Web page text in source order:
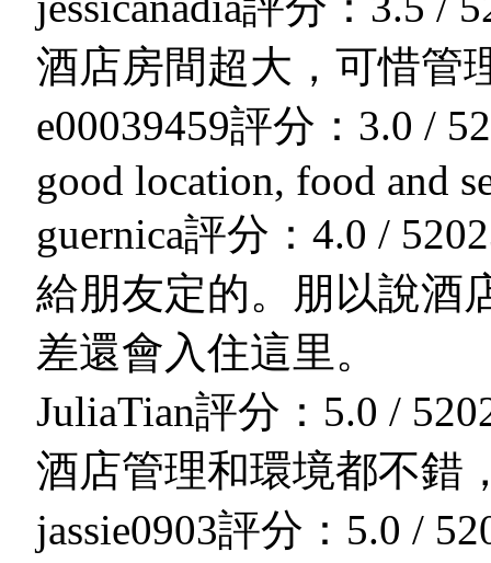
酒店房間超大，可惜管
e00039459評分：3.0 / 5
good location, food and
guernica評分：4.0 / 5
給朋友定的。朋以說酒
差還會入住這里。
JuliaTian評分：5.0 / 5
酒店管理和環境都不錯
jassie0903評分：5.0 / 5